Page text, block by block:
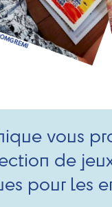
vous
de
pour les